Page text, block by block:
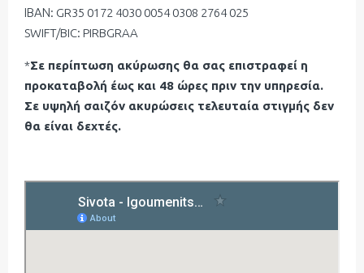
ΙΒΑΝ: GR35 0172 4030 0054 0308 2764 025
SWIFT/BIC: PIRBGRAA
*Σε περίπτωση ακύρωσης θα σας επιστραφεί η
προκαταβολή έως και 48 ώρες πριν την υπηρεσία.
Σε υψηλή σαιζόν ακυρώσεις τελευταία στιγμής δεν
θα είναι δεχτές.